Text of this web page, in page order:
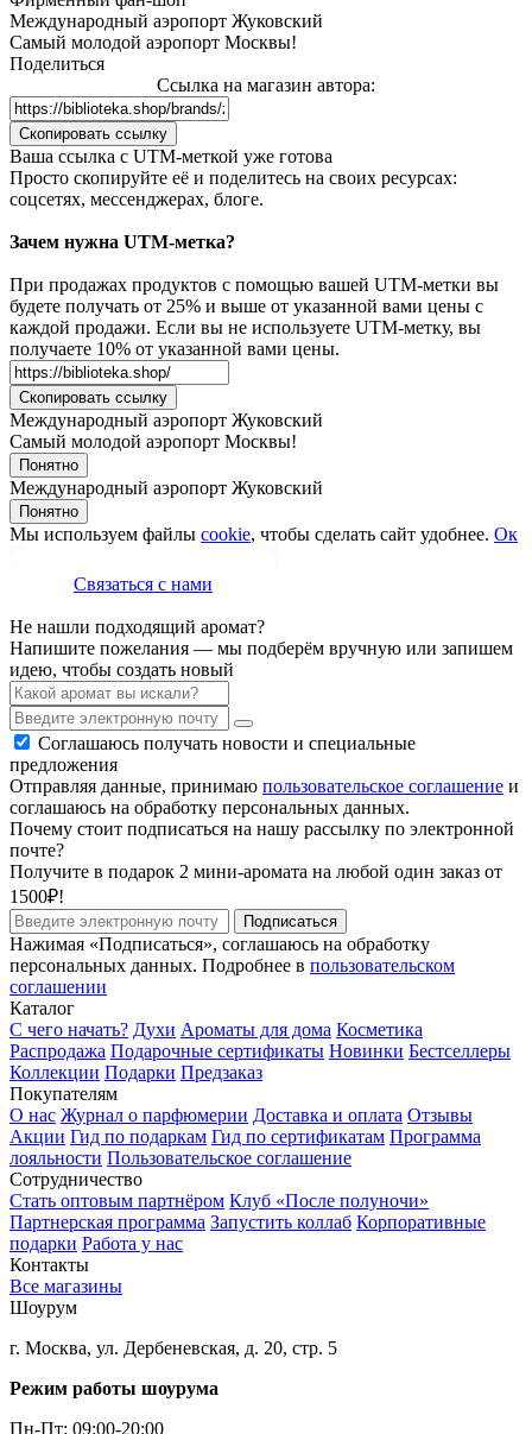
Международный аэропорт Жуковский
Самый молодой аэропорт Москвы!
Поделиться
Ссылка на магазин автора:
Скопировать ссылку
Ваша сcылка с UTM-меткой уже готова
Просто скопируйте её и поделитесь на своих ресурсах:
соцсетях, мессенджерах, блоге.
Зачем нужна UTM-метка?
При продажах продуктов с помощью вашей UTM-метки вы
будете получать от 25% и выше от указанной вами цены с
каждой продажи. Если вы не используете UTM-метку, вы
получаете 10% от указанной вами цены.
Скопировать ссылку
Международный аэропорт Жуковский
Самый молодой аэропорт Москвы!
Понятно
Международный аэропорт Жуковский
Понятно
Мы используем файлы cookie, чтобы сделать сайт удобнее. Ок
Связаться с нами
Не нашли подходящий аромат?
Напишите пожелания — мы подберём вручную или запишем
идею, чтобы создать новый
Соглашаюсь получать новости и специальные
предложения
Отправляя данные, принимаю пользовательское соглашение и
соглашаюсь на обработку персональных данных.
Почему стоит подписаться на нашу рассылку по электронной
почте?
Получите в подарок 2 мини-аромата на любой один заказ от
1500₽!
Подписаться
Нажимая «Подписаться», соглашаюсь на обработку
персональных данных. Подробнее в пользовательском
соглашении
Каталог
С чего начать? Духи Ароматы для дома Косметика
Распродажа Подарочные сертификаты Новинки Бестселлеры
Коллекции Подарки Предзаказ
Покупателям
О нас Журнал о парфюмерии Доставка и оплата Отзывы
Акции Гид по подаркам Гид по сертификатам Программа
лояльности Пользовательское соглашение
Сотрудничество
Стать оптовым партнёром Клуб «После полуночи»
Партнерская программа Запустить коллаб Корпоративные
подарки Работа у нас
Контакты
Все магазины
Шоурум
г. Москва, ул. Дербеневская, д. 20, стр. 5
Режим работы шоурума
Пн-Пт: 09:00-20:00